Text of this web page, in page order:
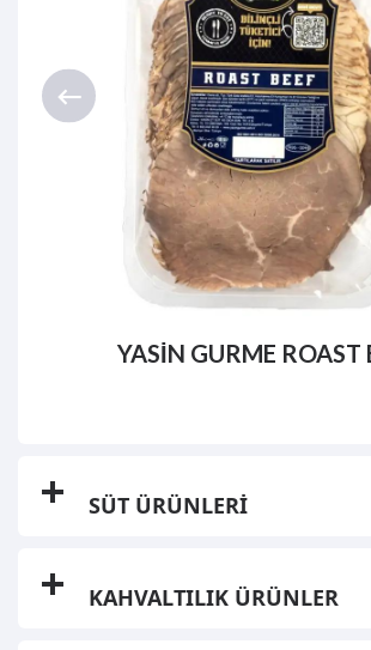
YASİN GURME ROAST
SÜT ÜRÜNLERİ
KAHVALTILIK ÜRÜNLER